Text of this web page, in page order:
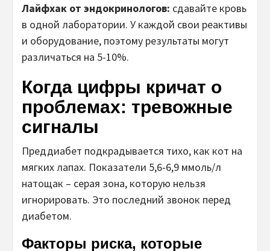
Лайфхак от эндокринологов: сдавайте кровь
в одной лаборатории. У каждой свои реактивы
и оборудование, поэтому результаты могут
различаться на 5-10%.
Когда цифры кричат о
проблемах: тревожные
сигналы
Преддиабет подкрадывается тихо, как кот на
мягких лапах. Показатели 5,6-6,9 ммоль/л
натощак – серая зона, которую нельзя
игнорировать. Это последний звонок перед
диабетом.
Факторы риска, которые